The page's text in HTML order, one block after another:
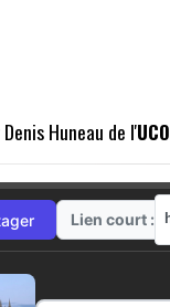
Huneau de l'UCO
Lien court :